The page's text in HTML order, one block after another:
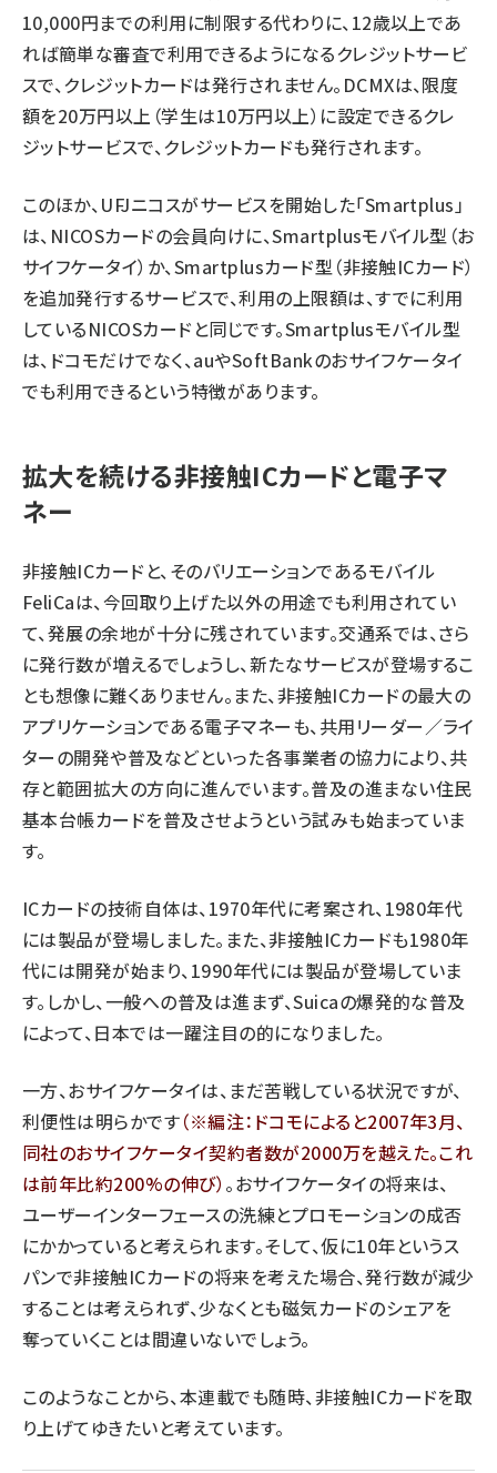
10,000円までの利用に制限する代わりに、12歳以上であ
れば簡単な審査で利用できるようになるクレジットサービ
スで、クレジットカードは発行されません。DCMXは、限度
額を20万円以上（学生は10万円以上）に設定できるクレ
ジットサービスで、クレジットカードも発行されます。
このほか、UFJニコスがサービスを開始した「Smartplus」
は、NICOSカードの会員向けに、Smartplusモバイル型（お
サイフケータイ）か、Smartplusカード型（非接触ICカード）
を追加発行するサービスで、利用の上限額は、すでに利用
しているNICOSカードと同じです。Smartplusモバイル型
は、ドコモだけでなく、auやSoftBankのおサイフケータイ
でも利用できるという特徴があります。
拡大を続ける非接触ICカードと電子マ
ネー
非接触ICカードと、そのバリエーションであるモバイル
FeliCaは、今回取り上げた以外の用途でも利用されてい
て、発展の余地が十分に残されています。交通系では、さら
に発行数が増えるでしょうし、新たなサービスが登場するこ
とも想像に難くありません。また、非接触ICカードの最大の
アプリケーションである電子マネーも、共用リーダー／ライ
ターの開発や普及などといった各事業者の協力により、共
存と範囲拡大の方向に進んでいます。普及の進まない住民
基本台帳カードを普及させようという試みも始まっていま
す。
ICカードの技術自体は、1970年代に考案され、1980年代
には製品が登場しました。また、非接触ICカードも1980年
代には開発が始まり、1990年代には製品が登場していま
す。しかし、一般への普及は進まず、Suicaの爆発的な普及
によって、日本では一躍注目の的になりました。
一方、おサイフケータイは、まだ苦戦している状況ですが、
利便性は明らかです（※編注：ドコモによると2007年3月、
同社のおサイフケータイ契約者数が2000万を越えた。これ
は前年比約200%の伸び） 。おサイフケータイの将来は、
ユーザーインターフェースの洗練とプロモーションの成否
にかかっていると考えられます。そして、仮に10年というス
パンで非接触ICカードの将来を考えた場合、発行数が減少
することは考えられず、少なくとも磁気カードのシェアを
奪っていくことは間違いないでしょう。
このようなことから、本連載でも随時、非接触ICカードを取
り上げてゆきたいと考えています。